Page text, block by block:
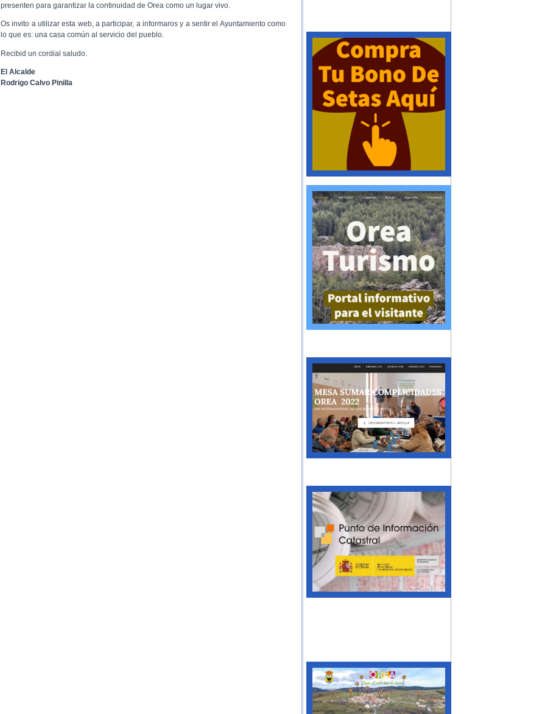
presenten para garantizar la continuidad de Orea como un lugar vivo.
Os invito a utilizar esta web, a participar, a informaros y a sentir el Ayuntamiento como
lo que es: una casa común al servicio del pueblo.
Recibid un cordial saludo.
El Alcalde
Rodrigo Calvo Pinilla